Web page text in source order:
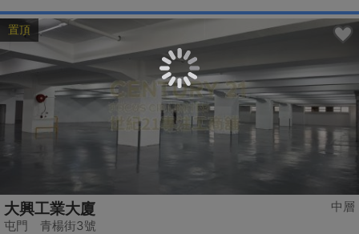
置頂
中層
大興工業大廈
屯門 青楊街3號